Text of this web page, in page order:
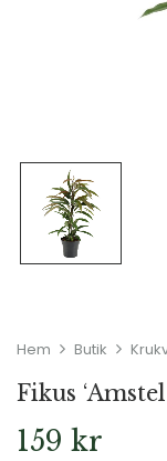
Hem Butik
Fikus
159 kr